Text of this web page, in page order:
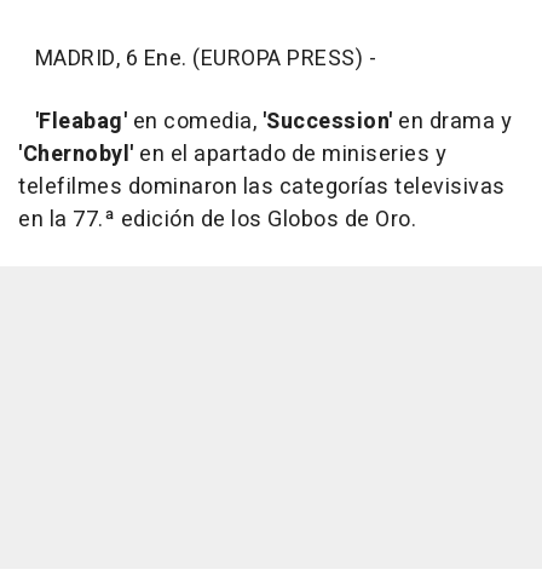
MADRID, 6 Ene. (EUROPA PRESS) -
'Fleabag' en comedia, 'Succession' en drama y
'Chernobyl' en el apartado de miniseries y
telefilmes dominaron las categorías televisivas
en la 77.ª edición de los Globos de Oro.